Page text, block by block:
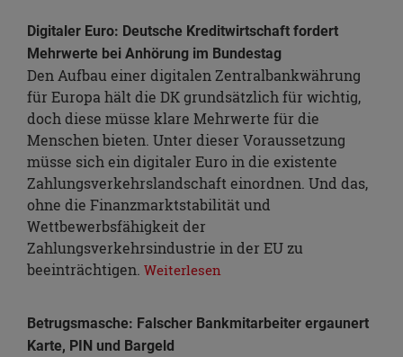
Digitaler Euro: Deutsche Kreditwirtschaft fordert
Mehrwerte bei Anhörung im Bundestag
Den Aufbau einer digitalen Zentralbankwährung
für Europa hält die DK grundsätzlich für wichtig,
doch diese müsse klare Mehrwerte für die
Menschen bieten. Unter dieser Voraussetzung
müsse sich ein digitaler Euro in die existente
Zahlungsverkehrslandschaft einordnen. Und das,
ohne die Finanzmarktstabilität und
Wettbewerbsfähigkeit der
Zahlungsverkehrsindustrie in der EU zu
beeinträchtigen. Weiterlesen
Betrugsmasche: Falscher Bankmitarbeiter ergaunert
Karte, PIN und Bargeld